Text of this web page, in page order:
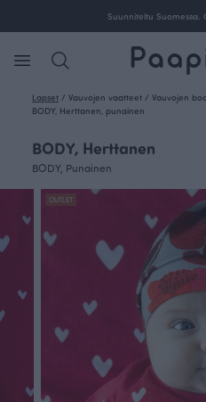
Suunniteltu Suomessa.
Lapset / Vauvojen vaatteet / Vauvojen
BODY, Herttanen, punainen
BODY, Herttanen
BODY, Punainen
OUTLET